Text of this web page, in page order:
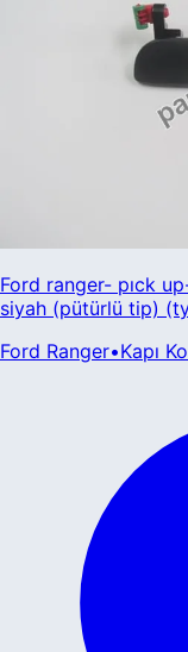
Ford ranger- pıck
siyah (pütürlü tip)
Ford Ranger•Kapı